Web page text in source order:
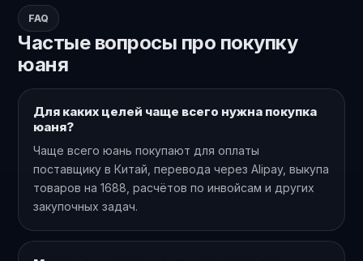
FAQ
Частые вопросы про покупку
юаня
Для каких целей чаще всего нужна покупка
юаня?
Чаще всего юань покупают для оплаты
поставщику в Китай, перевода через Alipay, выкупа
товаров на 1688, расчётов по инвойсам и других
закупочных задач.